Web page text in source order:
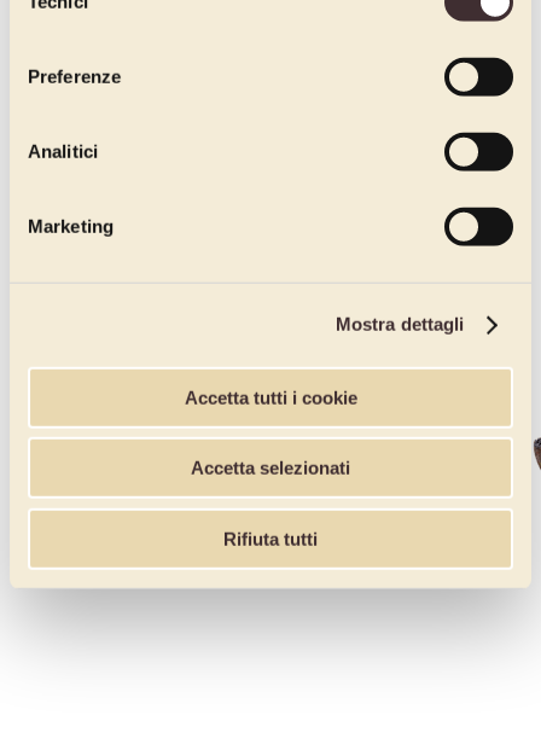
del
Preferenze
Analitici
Marketing
Mostra dettagli
Accetta tutti i cookie
Accetta selezionati
Rifiuta tutti